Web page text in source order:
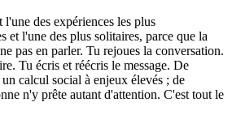
des expériences les plus
et l'une des plus solitaires, parce que la
pas en parler. Tu rejoues la conversation.
Tu écris et réécris le message. De
calcul social à enjeux élevés ; de
n'y prête autant d'attention. C'est tout le